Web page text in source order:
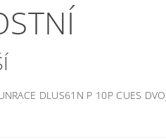
VÝPRODEJ
DLUS61N P 10P CUES